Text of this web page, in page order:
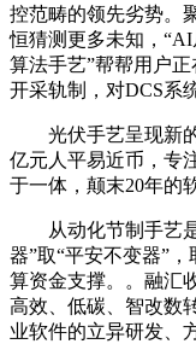
控范畴的领先劣势。
恒猜测更多未知，
算法手艺”帮帮用户
开采轨制，对DCS系
光伏手艺呈现新的
亿元人平易近币，专
于一体，颠末20年的
从动化节制手艺是
器”取“平安不变器”
算资金支撑。。融汇
高效、低碳、智改数
业软件的立异研发、